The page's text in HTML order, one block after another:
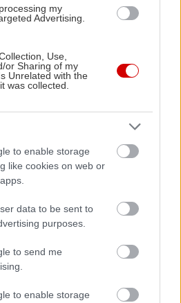
my
Advertising.
Use,
or Sharing of my
Unrelated with the
was collected.
to enable storage
like cookies on web or
data to be sent to
purposes.
to send me
to enable storage
ανίκητος, κανένας δεν
αλλά όλοι αλέθονται
και της παρακμής.
πέννα
την κλίμακα, γράφει καλά
ενίοτε τον ρυθμό του,
σταθερές μανιέρες και
Φώτιος